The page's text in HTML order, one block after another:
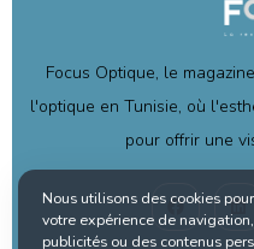
Focus Optique, le
l'optique en Tunisie, où
pour offrir une
Nous utilisons des cookies
votre expérience de
publicités ou des contenus